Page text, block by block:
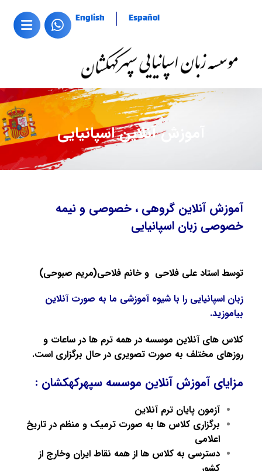
English Español
آموزش آنلاین اسپانیایی
آموزش آنلاین گروهی ، خصوصی و نیمه
خصوصی زبان اسپانیایی
توسطاستاد علی فلاحی و خانم فلاحی(مریم صبوحی)
زبان اسپانیایی را با شیوه آموزشی ما به صورت آنلاین
بیاموزید.
کلاس های آنلاین موسسه در همه ترم ها در ساعات و
روزهای مختلف به صورت تصویری در حال برگزاری است.
مزایای آموزش آنلاین موسسه سپهرکهکشان :
آزمون پایان ترم آنلاین
برگزاری کلاس ها به صورت ترمیک و منظم در تاریخ
اعلامی
دسترسی به کلاس ها از همه نقاط ایران وخارج از